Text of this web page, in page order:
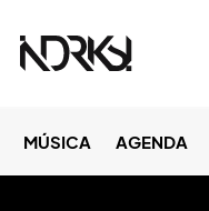
MÚSICA AGENDA